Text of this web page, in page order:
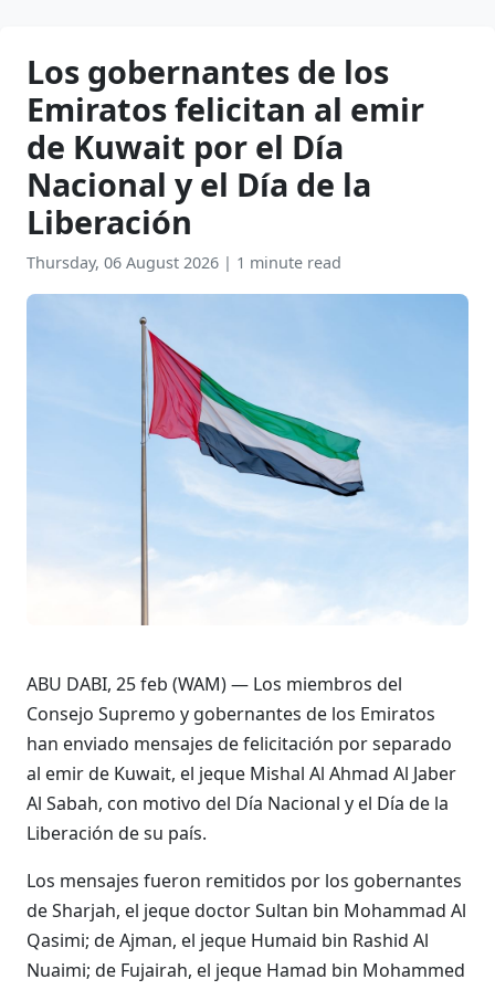
Los gobernantes de los
Emiratos felicitan al emir
de Kuwait por el Día
Nacional y el Día de la
Liberación
Thursday, 06 August 2026 | 1 minute read
ABU DABI, 25 feb (WAM) — Los miembros del
Consejo Supremo y gobernantes de los Emiratos
han enviado mensajes de felicitación por separado
al emir de Kuwait, el jeque Mishal Al Ahmad Al Jaber
Al Sabah, con motivo del Día Nacional y el Día de la
Liberación de su país.
Los mensajes fueron remitidos por los gobernantes
de Sharjah, el jeque doctor Sultan bin Mohammad Al
Qasimi; de Ajman, el jeque Humaid bin Rashid Al
Nuaimi; de Fujairah, el jeque Hamad bin Mohammed